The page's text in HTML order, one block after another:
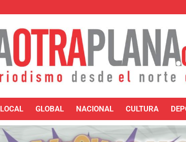
LOCAL GLOBAL NACIONAL CULTURA